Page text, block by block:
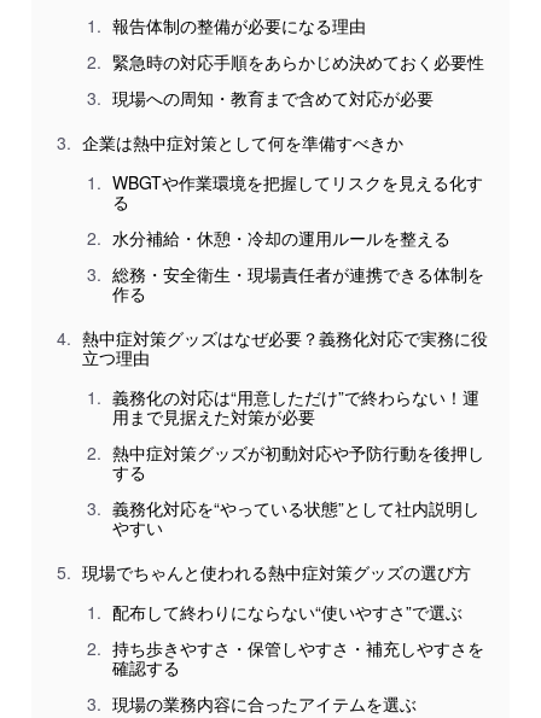
報告体制の整備が必要になる理由
緊急時の対応手順をあらかじめ決めておく必要性
現場への周知・教育まで含めて対応が必要
企業は熱中症対策として何を準備すべきか
WBGTや作業環境を把握してリスクを見える化す
る
水分補給・休憩・冷却の運用ルールを整える
総務・安全衛生・現場責任者が連携できる体制を
作る
熱中症対策グッズはなぜ必要？義務化対応で実務に役
立つ理由
義務化の対応は“用意しただけ”で終わらない！運
用まで見据えた対策が必要
熱中症対策グッズが初動対応や予防行動を後押し
する
義務化対応を“やっている状態”として社内説明し
やすい
現場でちゃんと使われる熱中症対策グッズの選び方
配布して終わりにならない“使いやすさ”で選ぶ
持ち歩きやすさ・保管しやすさ・補充しやすさを
確認する
現場の業務内容に合ったアイテムを選ぶ